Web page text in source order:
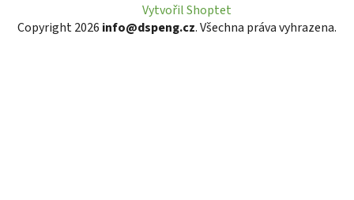
Vytvořil Shoptet
Copyright 2026 info@dspeng.cz. Všechna práva vyhrazena.